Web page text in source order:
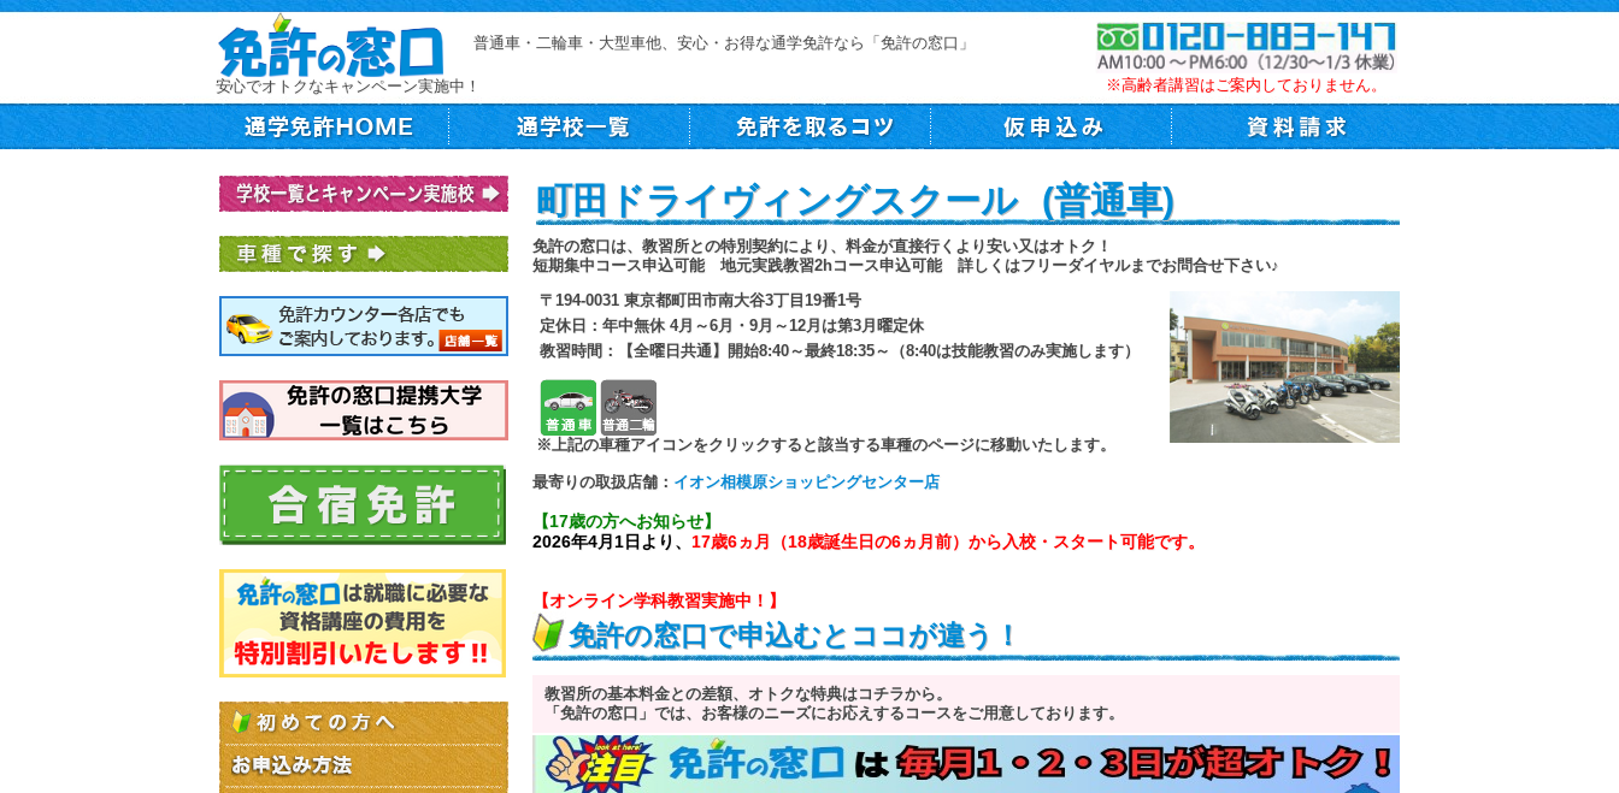
普通車・二輪車・大型車他、安心・お得な通学免許なら「免許の窓口」
安心でオトクなキャンペーン実施中！ ※高齢者講習はご案内しておりません。
町田ドライヴィングスクール (普通車)
免許の窓口は、教習所との特別契約により、料金が直接行くより安い又はオトク！
短期集中コース申込可能 地元実践教習2hコース申込可能 詳しくはフリーダイヤルまでお問合せ下さい♪
〒194-0031 東京都町田市南大谷3丁目19番1号
定休日：年中無休 4月～6月・9月～12月は第3月曜定休
教習時間：【全曜日共通】開始8:40～最終18:35～（8:40は技能教習のみ実施します）
普通車
※上記の車種アイコンをクリックすると該当する車種のページに移動いたします。
最寄りの取扱店舗： イオン相模原ショッピングセンター店
【17歳の方へお知らせ】
2026年4月1日より、 17歳6ヵ月（18歳誕生日の6ヵ月前）から入校・スタート可能です。
【オンライン学科教習実施中！】
免許の窓口で申込むとココが違う！
教習所の基本料金との差額、オトクな特典はコチラから。
「免許の窓口」では、お客様のニーズにお応えするコースをご用意しております。